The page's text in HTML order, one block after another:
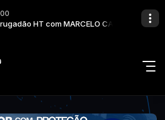
HT com MARCELO CAVALCANTE
Fight - (I Just) Died in Your Arms